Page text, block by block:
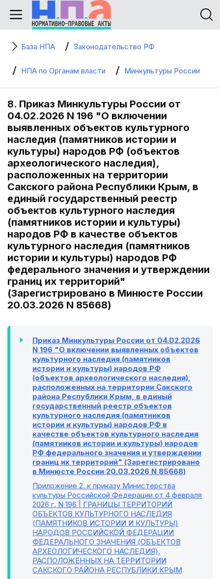
База НПА Законодательство РФ
НПА по Органам власти Минкультуры России
8. Приказ Минкультуры России от
04.02.2026 N 196 "О включении
выявленных объектов культурного
наследия (памятников истории и
культуры) народов РФ (объектов
археологического наследия),
расположенных на территории
Сакского района Республики Крым, в
единый государственный реестр
объектов культурного наследия
(памятников истории и культуры)
народов РФ в качестве объектов
культурного наследия (памятников
истории и культуры) народов РФ
федерального значения и утверждении
границ их территорий"
(Зарегистрировано в Минюсте России
20.03.2026 N 85668)
Приказ Минкультуры России от 04.02.2026
N 196 "О включении выявленных объектов
культурного наследия (памятников
истории и культуры) народов РФ
(объектов археологического наследия),
расположенных на территории Сакского
района Республики Крым, в единый
государственный реестр объектов
культурного наследия (памятников
истории и культуры) народов РФ в
качестве объектов культурного наследия
(памятников истории и культуры) народов
РФ федерального значения и утверждении
границ их территорий" (Зарегистрировано
в Минюсте России 20.03.2026 N 85668)
Приложение 2. к приказу Министерства
культуры Российской Федерации от 4 февраля
2026 г. N 196 | ГРАНИЦЫ ТЕРРИТОРИЙ
ОБЪЕКТОВ КУЛЬТУРНОГО НАСЛЕДИЯ
(ПАМЯТНИКОВ ИСТОРИИ И КУЛЬТУРЫ)
НАРОДОВ РОССИЙСКОЙ ФЕДЕРАЦИИ
ФЕДЕРАЛЬНОГО ЗНАЧЕНИЯ (ОБЪЕКТОВ
АРХЕОЛОГИЧЕСКОГО НАСЛЕДИЯ),
РАСПОЛОЖЕННЫХ НА ТЕРРИТОРИИ
САКСКОГО РАЙОНА РЕСПУБЛИКИ КРЫМ